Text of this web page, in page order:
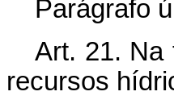
Parágrafo
Art. 21. Na
recursos